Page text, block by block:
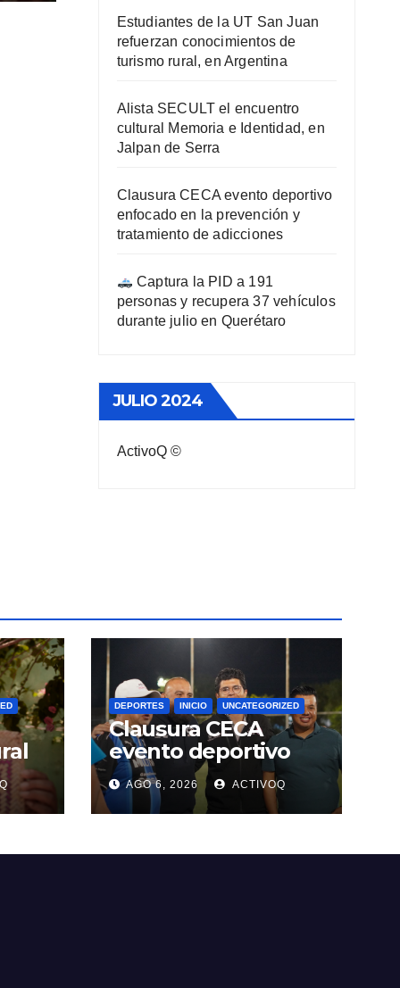
Estudiantes de la UT San Juan
refuerzan conocimientos de
turismo rural, en Argentina
Alista SECULT el encuentro
cultural Memoria e Identidad, en
Jalpan de Serra
Clausura CECA evento deportivo
enfocado en la prevención y
tratamiento de adicciones
Captura la PID a 191
personas y recupera 37 vehículos
durante julio en Querétaro
JULIO 2024
ActivoQ ©
DEPORTES INICIO UNCATEGORIZED
Clausura CECA
evento deportivo
enfocado en la
prevención y
tratamiento de
AGO 6, 2026 ACTIVOQ